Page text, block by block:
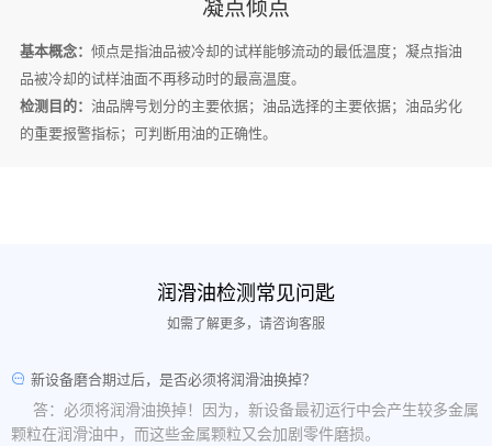
凝点倾点
基本概念： 倾点是指油品被冷却的试样能够流动的最低温度；凝点指油
品被冷却的试样油面不再移动时的最高温度。
检测目的： 油品牌号划分的主要依据；油品选择的主要依据；油品劣化
的重要报警指标；可判断用油的正确性。
润滑油检测常见问匙
如需了解更多，请咨询客服
新设备磨合期过后，是否必须将润滑油换掉？
答：必须将润滑油换掉！因为，新设备最初运行中会产生较多金属
颗粒在润滑油中，而这些金属颗粒又会加剧零件磨损。